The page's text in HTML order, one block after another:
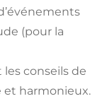
(pour la
conseils de
et harmonieux.